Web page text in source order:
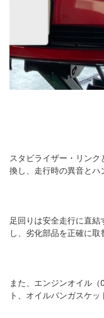
スタビライザー・リン
換し、走行時の異音とハ
足回りは安全走行に直
し、劣化部品を正確に取
また、エンジンオイル
ト、オイルパンガスケッ